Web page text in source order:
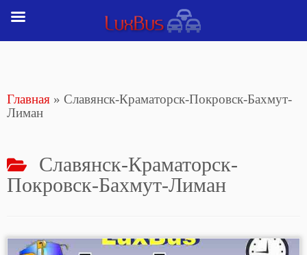
Главная » Славянск-Краматорск-Покровск-Бахмут-
Лиман
Славянск-Краматорск-
Покровск-Бахмут-Лиман